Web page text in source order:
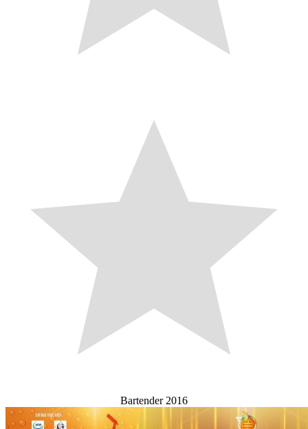
Bartender 2016